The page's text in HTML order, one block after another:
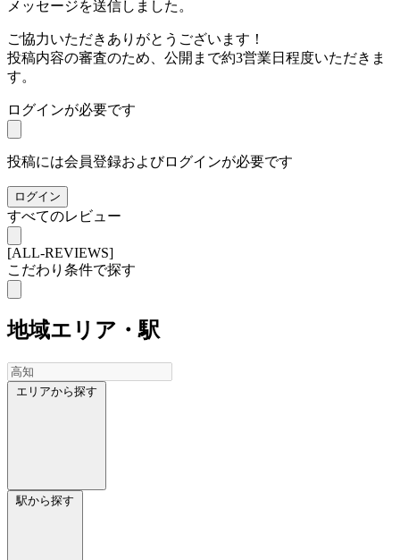
メッセージを送信しました。
ご協力いただきありがとうございます！
投稿内容の審査のため、公開まで約3営業日程度いただきま
す。
ログインが必要です
投稿には会員登録およびログインが必要です
ログイン
すべてのレビュー
[ALL-REVIEWS]
こだわり条件で探す
地域エリア・駅
エリアから探す
駅から探す